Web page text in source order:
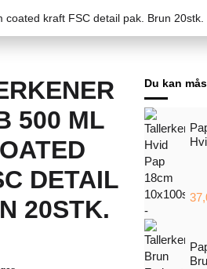
kraft FSC detail pak. Brun 20stk.
500 ML
DETAIL
20STK.
Du kan